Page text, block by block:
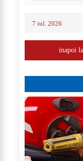
7 iul. 2026
inapoi